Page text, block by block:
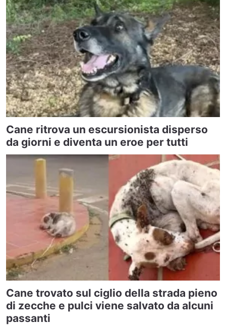
Cane ritrova un escursionista disperso
da giorni e diventa un eroe per tutti
Cane trovato sul ciglio della strada pieno
di zecche e pulci viene salvato da alcuni
passanti